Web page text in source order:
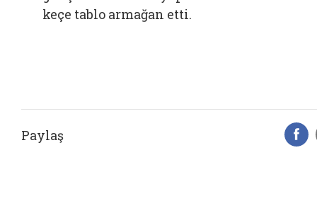
keçe tablo armağan etti.
Paylaş